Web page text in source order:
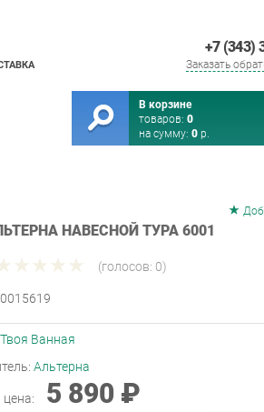
+7 (343)
Заказать
В корзине
товаров: 0
на сумму: 0 р.
НАВЕСНОЙ ТУРА 6001
(голосов: 0)
Твоя Ванная
Альтерна
5 890 ₽